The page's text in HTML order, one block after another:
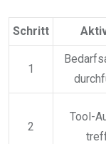
Schritt
1
2
Tool-